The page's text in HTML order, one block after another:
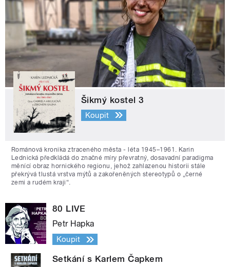
Šikmý kostel 3
Koupit
Románová kronika ztraceného města - léta 1945–1961. Karin
Lednická předkládá do značné míry převratný, dosavadní paradigma
měnící obraz hornického regionu, jehož zahlazenou historii stále
překrývá tlustá vrstva mýtů a zakořeněných stereotypů o „černé
zemi a rudém kraji“.
80 LIVE
Petr Hapka
Koupit
Setkání s Karlem Čapkem